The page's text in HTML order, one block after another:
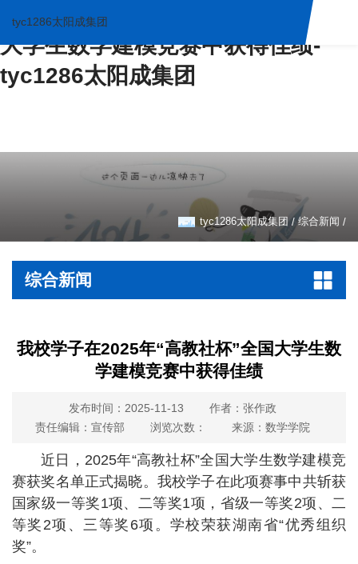
我校学子在2025年“高教社杯”全国
大学生数学建模竞赛中获得佳绩-
tyc1286太阳成集团
tyc1286太阳成集团
tyc1286太阳成集团 / 综合新闻 /
综合新闻
我校学子在2025年“高教社杯”全国大学生数
学建模竞赛中获得佳绩
发布时间：2025-11-13
作者：张作政
责任编辑：宣传部
浏览次数： 来源：数学学院
近日，2025年“高教社杯”全国大学生数学建模竞
赛获奖名单正式揭晓。我校学子在此项赛事中共斩获
国家级一等奖1项、二等奖1项，省级一等奖2项、二
等奖2项、三等奖6项。学校荣获湖南省“优秀组织
奖”。